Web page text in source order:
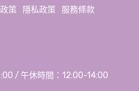
策 隱私政策 服務條款
/ 午休時間：12:00-14:00